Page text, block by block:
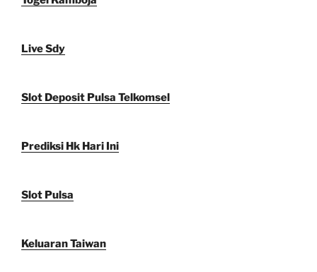
Live Sdy
Slot Deposit Pulsa Telkomsel
Prediksi Hk Hari Ini
Slot Pulsa
Keluaran Taiwan